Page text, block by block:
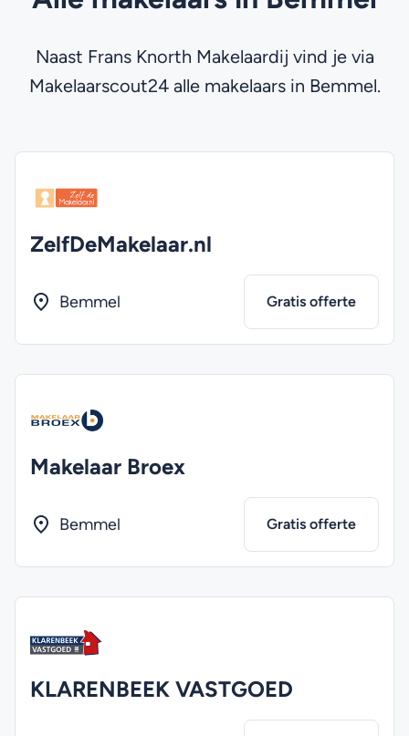
Naast Frans Knorth Makelaardij vind je via
Makelaarscout24 alle makelaars in Bemmel.
ZelfDeMakelaar.nl
Bemmel Gratis offerte
Makelaar Broex
Bemmel Gratis offerte
KLARENBEEK VASTGOED